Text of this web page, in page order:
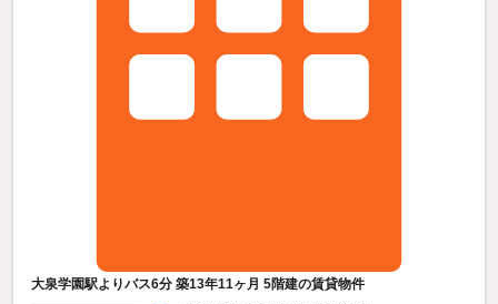
大泉学園駅よりバス6分 築13年11ヶ月 5階建の賃貸物件